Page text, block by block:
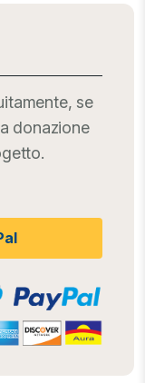
se
donazione